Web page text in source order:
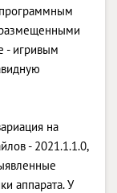
- игривым
на
- 2021.1.1.0,
аппарата. У